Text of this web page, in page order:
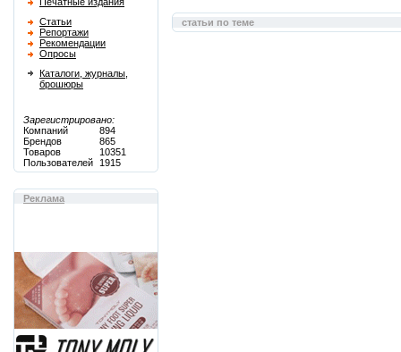
Статьи
Репортажи
Рекомендации
Опросы
Каталоги, журналы,
брошюры
Зарегистрировано:
Компаний
894
Брендов
865
Товаров
10351
Пользователей
1915
Реклама
статьи по теме